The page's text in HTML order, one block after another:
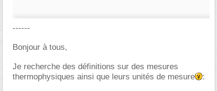
------
Bonjour à tous,
Je recherche des définitions sur des mesures
thermophysiques ainsi que leurs unités de mesure
: